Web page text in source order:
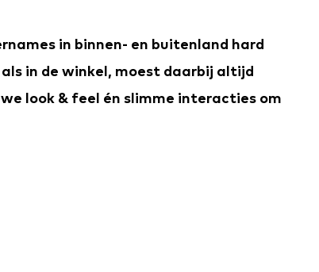
in binnen- en buitenland hard
in de winkel, moest daarbij altijd
look & feel én slimme interacties om